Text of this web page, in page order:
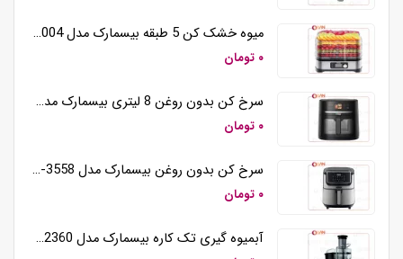
میوه خشک کن 5 طبقه بیسمارک مدل BM3004
۰ تومان
سرخ کن بدون روغن 8 لیتری بیسمارک مدل BM3570
۰ تومان
سرخ کن بدون روغن بیسمارک مدل BM-3558
۰ تومان
آبمیوه گیری تک کاره بیسمارک مدل BM2360